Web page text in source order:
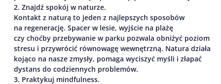
2. Znajdź spokój w naturze.
Kontakt z naturą to jeden z najlepszych sposobów
na regenerację. Spacer w lesie, wyjście na plażę
czy choćby przebywanie w parku pozwala obniżyć poziom
stresu i przywrócić równowagę wewnętrzną. Natura działa
kojąco na nasze zmysły, pomaga wyciszyć myśli i złapać
dystans do codziennych problemów.
3. Praktykuj mindfulness.